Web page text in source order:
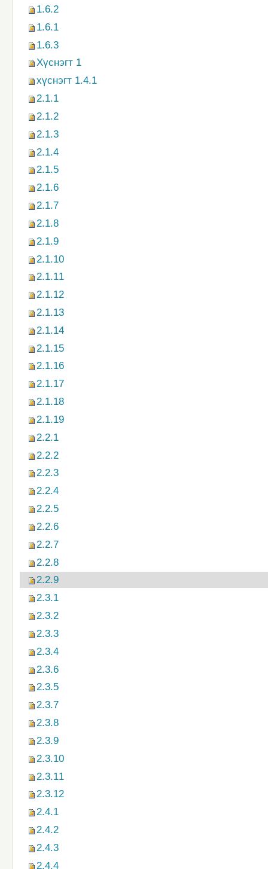
1.6.2
1.6.1
1.6.3
Хүснэгт 1
хүснэгт 1.4.1
2.1.1
2.1.2
2.1.3
2.1.4
2.1.5
2.1.6
2.1.7
2.1.8
2.1.9
2.1.10
2.1.11
2.1.12
2.1.13
2.1.14
2.1.15
2.1.16
2.1.17
2.1.18
2.1.19
2.2.1
2.2.2
2.2.3
2.2.4
2.2.5
2.2.6
2.2.7
2.2.8
2.2.9
2.3.1
2.3.2
2.3.3
2.3.4
2.3.6
2.3.5
2.3.7
2.3.8
2.3.9
2.3.10
2.3.11
2.3.12
2.4.1
2.4.2
2.4.3
2.4.4